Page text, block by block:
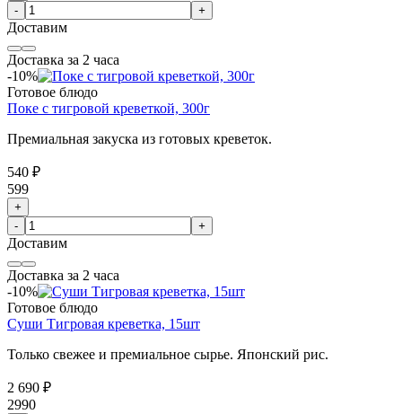
-
+
Доставим
Доставка за 2 часа
-10%
Готовое блюдо
Поке с тигровой креветкой, 300г
Премиальная закуска из готовых креветок.
540 ₽
599
+
-
+
Доставим
Доставка за 2 часа
-10%
Готовое блюдо
Суши Тигровая креветка, 15шт
Только свежее и премиальное сырье. Японский рис.
2 690 ₽
2990